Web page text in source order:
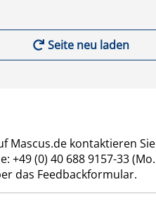
Seite neu laden
Mascus.de kontaktieren Sie
+49 (0) 40 688 9157-33 (Mo.
das Feedbackformular.